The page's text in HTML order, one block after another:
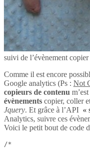
suivi de l’évènement
Comme il est encore
Google analytics (Ps : Not
copieurs de contenu
évènements copier, coller
Jquery. Et grâce à l’API «
Analytics, suivre ces
Voici le petit bout de code
/*